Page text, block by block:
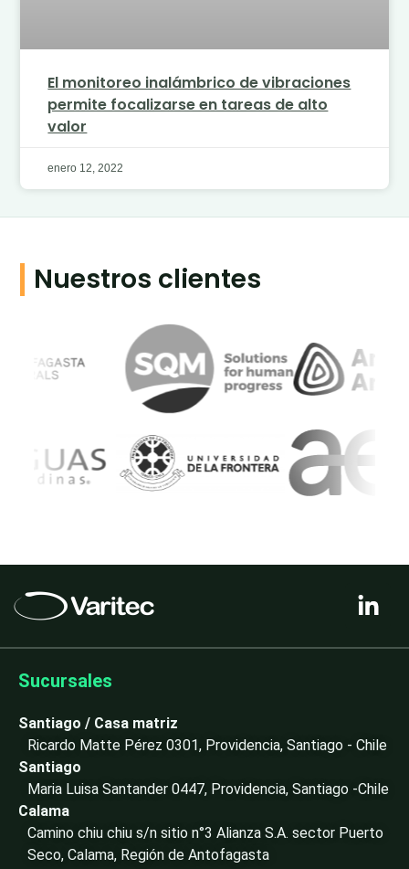
El monitoreo inalámbrico de vibraciones
permite focalizarse en tareas de alto
valor
enero 12, 2022
Nuestros clientes
i
k
n
i
Sucursales
Santiago / Casa matriz
Ricardo Matte Pérez 0301, Providencia, Santiago - Chile
Santiago
Maria Luisa Santander 0447, Providencia, Santiago -Chile
Calama
Camino chiu chiu s/n sitio n°3 Alianza S.A. sector Puerto
Seco, Calama, Región de Antofagasta